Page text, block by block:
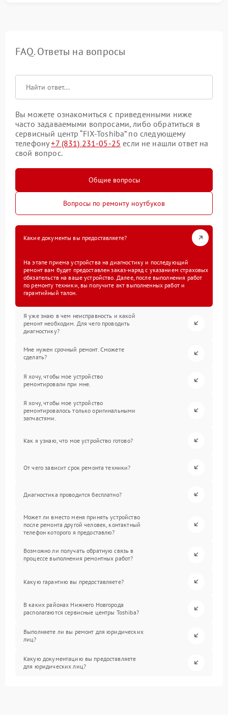
FAQ. Ответы на вопросы
Вы можете ознакомиться с приведенными ниже
часто задаваемыми вопросами, либо обратиться в
сервисный центр “FIX-Toshiba” по следующему
телефону+7 (831) 231-05-25 если не нашли ответ на
свой вопрос.
Общие вопросы
Вопросы по ремонту ноутбуков
Какие документы вы предоставляете?
На этапе приема устройства на диагностику и последующий
ремонт вам будет предоставлен заказ-наряд с указанием страховых
обязательств на ваше устройство. Далее, после выполнения работ
по ремонту техники, вы получите акт выполненных работ и
гарантийный талон.
Я уже знаю в чем неисправность и какой
ремонт необходим. Для чего проводить
диагностику?
Мне нужен срочный ремонт. Сможете
сделать?
Я хочу, чтобы мое устройство
ремонтировали при мне.
Я хочу, чтобы мое устройство
ремонтировалось только оригинальными
запчастями.
Как я узнаю, что мое устройство готово?
От чего зависит срок ремонта техники?
Диагностика проводится бесплатно?
Может ли вместо меня принять устройство
после ремонта другой человек, контактный
телефон которого я предоставлю?
Возможно ли получать обратную связь в
процессе выполнения ремонтных работ?
Какую гарантию вы предоставляете?
В каких районах Нижнего Новгорода
располагаются сервисные центры Toshiba?
Выполняете ли вы ремонт для юридических
лиц?
Какую документацию вы предоставляете
для юридических лиц?